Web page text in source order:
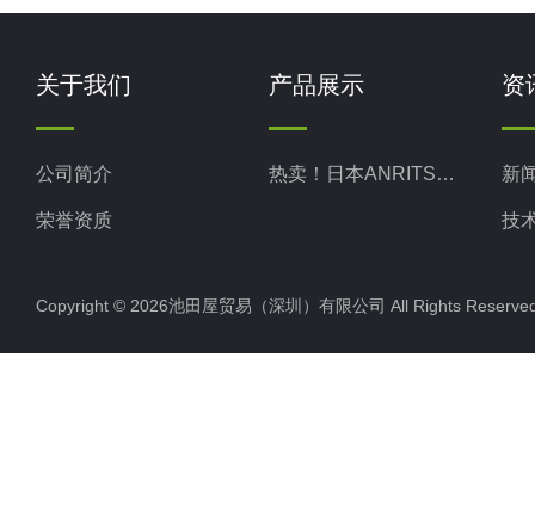
关于我们
公司简介
荣誉资质
产品展示
热卖！日本ANRITSU安立计器
资
新
技
Copyright © 2026池田屋贸易（深圳）有限公司 All Rights